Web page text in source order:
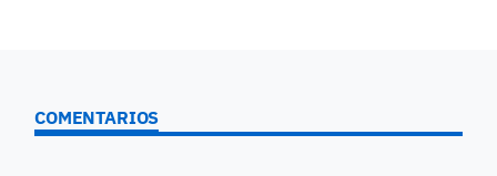
COMENTARIOS